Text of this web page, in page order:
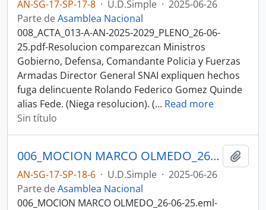
AN-SG-17-SP-17-8 · U.D.Simple · 2025-06-26
Parte deAsamblea Nacional
008_ACTA_013-A-AN-2025-2029_PLENO_26-06-
25.pdf-Resolucion comparezcan Ministros
Gobierno, Defensa, Comandante Policia y Fuerzas
Armadas Director General SNAI expliquen hechos
fuga delincuente Rolando Federico Gomez Quinde
alias Fede. (Niega resolucion). (… Read more
Sin título
006_MOCION MARCO OLMEDO_26-06-25SESION DEL PLENO N 014 ASAMBLEA NACIONAL 2025-2027
AN-SG-17-SP-18-6 · U.D.Simple · 2025-06-26
Parte deAsamblea Nacional
006_MOCION MARCO OLMEDO_26-06-25.eml-